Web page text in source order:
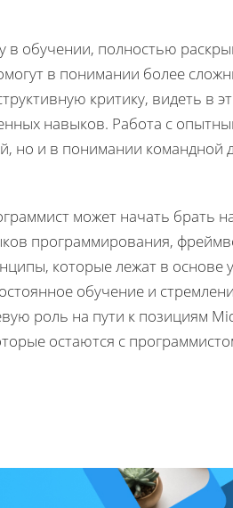
в обучении, полностью
в понимании более
критику, видеть в
навыков. Работа с
но и в понимании командной
может начать брать
программирования,
которые лежат в основе
обучение и
роль на пути к позициям
остаются с